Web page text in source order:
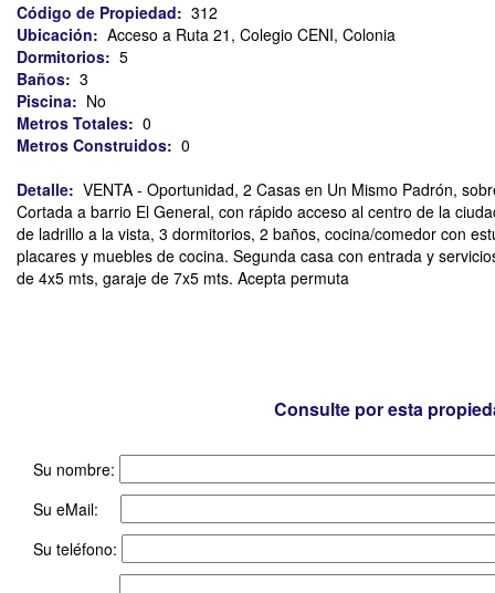
Código de Propiedad: 312
Ubicación: Acceso a Ruta 21, Colegio CENI, Colonia
Dormitorios: 5
Baños: 3
Piscina: No
Metros Totales: 0
Metros Construidos: 0
Detalle: VENTA - Oportunidad, 2 Casas en Un Mismo Padrón,
Cortada a barrio El General, con rápido acceso al centro de la
de ladrillo a la vista, 3 dormitorios, 2 baños, cocina/comedor con
placares y muebles de cocina. Segunda casa con entrada y
de 4x5 mts, garaje de 7x5 mts. Acepta permuta
Consulte por esta
Su nombre:
Su eMail:
Su teléfono: